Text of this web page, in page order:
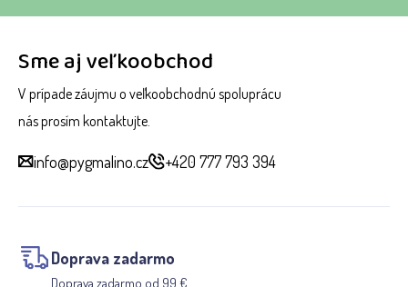
Sme aj veľkoobchod
V prípade záujmu o veľkoobchodnú spoluprácu
nás prosím kontaktujte.
info@pygmalino.cz +420 777 793 394
Doprava zadarmo
Doprava zadarmo od 99 €